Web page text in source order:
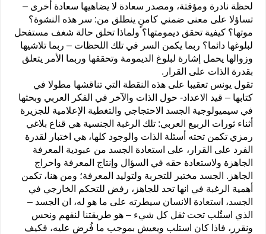
لحظة نادرة ومؤقتة، ومصدر سعادة لا يضاهيها سعادة أخرى –
تساؤلا على معنى ضمني كامنٍ ينطلق من: سر هذه النشوة؟
موتها؟ كيفية تحقق ديمومتها؟ ولماذا تخلق حالة شغف مستفحل
لبلوغها دائما؟ ربما يكمن السر في تلك اللحظات – ربما تلاشيها
وزوالها يحمل إشارة لبلوغ الديمومة وتحققها وربما الأمر يتعلق
بقدرة الذات على القرار.
تقول يونس تعقيبا على هذه النقطة التي تناقشها مطولا في
كتابها – قيد الاعداد- حول الذات والآخر في الفكر العربي وبحثها
في سيميولوجية الجسد الاحتجاجي والتغطية الإعلامية للجزيرة
أثناء ثورات الربيع العربي: تلك الرغبة الجنسية هي قناع بلاغي
رمزي تكمن تحته أسئلة الذات والوجود كلها، هي اختبار لقدرة
الفرد على القرار، على استعادة الجسد من عبودية المعرفة
الجاهزة ولاستعادة حقه في السؤال وإنتاج المعرفة واحراج
الجاهز. الجسد مختبر للتجربة ولتوليد المعرفة؛ ومن هنا، تكمن
أهمية الرغبة في انها تحد للجاهز، رفض للتحكم الخارجي في
الجسد، استعادة الانسان سيطرته على ما هو له، ان الجسد –
الذي استُلب تحت ثقل كل شيء – هو طريقتنا لنفهم ونحس
ونقرر، فاذا كان استلب ويعيش بموجب ما فُرض عليه، فكيف